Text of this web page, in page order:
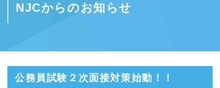
NJCからのお知らせ
公務員試験２次面接対策始動！！